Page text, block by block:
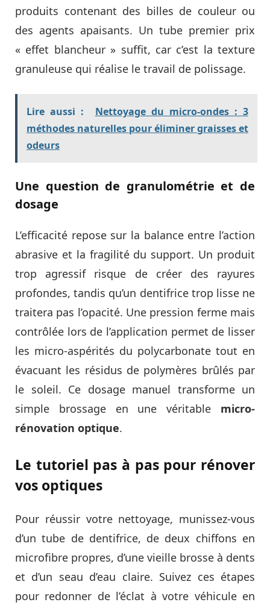
produits contenant des billes de couleur ou
des agents apaisants. Un tube premier prix
« effet blancheur » suffit, car c’est la texture
granuleuse qui réalise le travail de polissage.
Lire aussi :
Nettoyage du micro-ondes : 3
méthodes naturelles pour éliminer graisses et
odeurs
Une question de granulométrie et de
dosage
L’efficacité repose sur la balance entre l’action
abrasive et la fragilité du support. Un produit
trop agressif risque de créer des rayures
profondes, tandis qu’un dentifrice trop lisse ne
traitera pas l’opacité. Une pression ferme mais
contrôlée lors de l’application permet de lisser
les micro-aspérités du polycarbonate tout en
évacuant les résidus de polymères brûlés par
le soleil. Ce dosage manuel transforme un
simple brossage en une véritable micro-
rénovation optique.
Le tutoriel pas à pas pour rénover
vos optiques
Pour réussir votre nettoyage, munissez-vous
d’un tube de dentifrice, de deux chiffons en
microfibre propres, d’une vieille brosse à dents
et d’un seau d’eau claire. Suivez ces étapes
pour redonner de l’éclat à votre véhicule en